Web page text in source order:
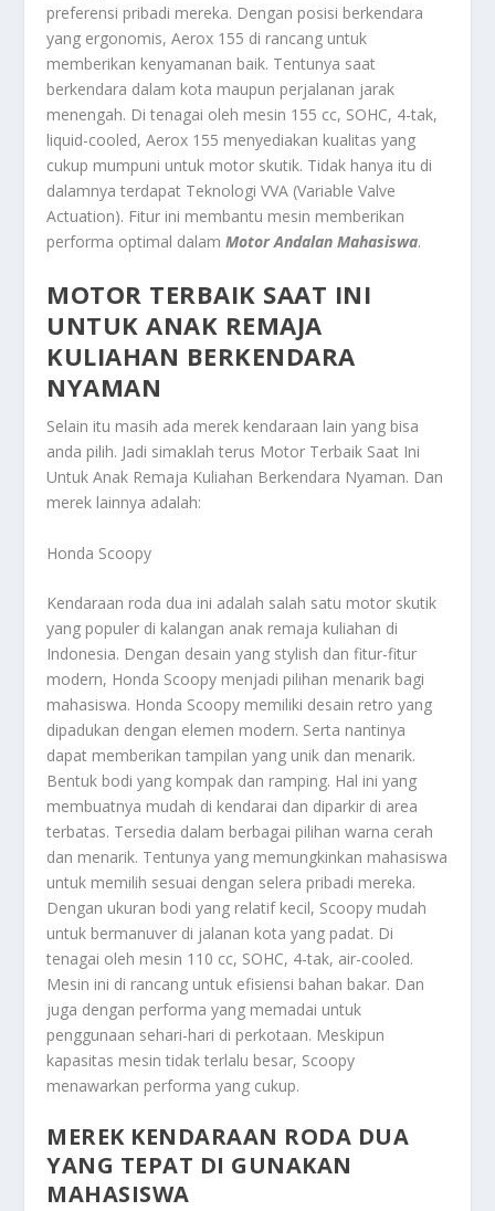
preferensi pribadi mereka. Dengan posisi berkendara
yang ergonomis, Aerox 155 di rancang untuk
memberikan kenyamanan baik. Tentunya saat
berkendara dalam kota maupun perjalanan jarak
menengah. Di tenagai oleh mesin 155 cc, SOHC, 4-tak,
liquid-cooled, Aerox 155 menyediakan kualitas yang
cukup mumpuni untuk motor skutik. Tidak hanya itu di
dalamnya terdapat Teknologi VVA (Variable Valve
Actuation). Fitur ini membantu mesin memberikan
performa optimal dalamMotor Andalan Mahasiswa.
MOTOR TERBAIK SAAT INI
UNTUK ANAK REMAJA
KULIAHAN BERKENDARA
NYAMAN
Selain itu masih ada merek kendaraan lain yang bisa
anda pilih. Jadi simaklah terus Motor Terbaik Saat Ini
Untuk Anak Remaja Kuliahan Berkendara Nyaman. Dan
merek lainnya adalah:
Honda Scoopy
Kendaraan roda dua ini adalah salah satu motor skutik
yang populer di kalangan anak remaja kuliahan di
Indonesia. Dengan desain yang stylish dan fitur-fitur
modern, Honda Scoopy menjadi pilihan menarik bagi
mahasiswa. Honda Scoopy memiliki desain retro yang
dipadukan dengan elemen modern. Serta nantinya
dapat memberikan tampilan yang unik dan menarik.
Bentuk bodi yang kompak dan ramping. Hal ini yang
membuatnya mudah di kendarai dan diparkir di area
terbatas. Tersedia dalam berbagai pilihan warna cerah
dan menarik. Tentunya yang memungkinkan mahasiswa
untuk memilih sesuai dengan selera pribadi mereka.
Dengan ukuran bodi yang relatif kecil, Scoopy mudah
untuk bermanuver di jalanan kota yang padat. Di
tenagai oleh mesin 110 cc, SOHC, 4-tak, air-cooled.
Mesin ini di rancang untuk efisiensi bahan bakar. Dan
juga dengan performa yang memadai untuk
penggunaan sehari-hari di perkotaan. Meskipun
kapasitas mesin tidak terlalu besar, Scoopy
menawarkan performa yang cukup.
MEREK KENDARAAN RODA DUA
YANG TEPAT DI GUNAKAN
MAHASISWA